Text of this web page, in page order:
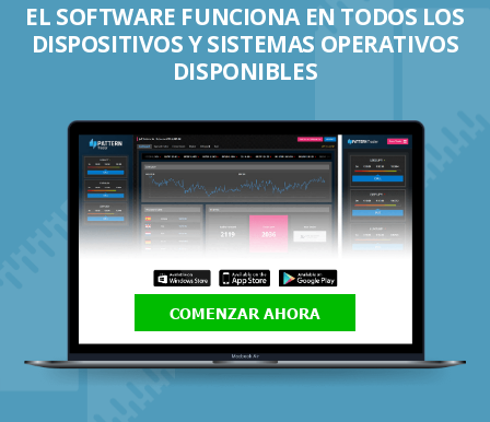
EL SOFTWARE FUNCIONA EN TODOS LOS
DISPOSITIVOS Y SISTEMAS OPERATIVOS
DISPONIBLES
COMENZAR AHORA